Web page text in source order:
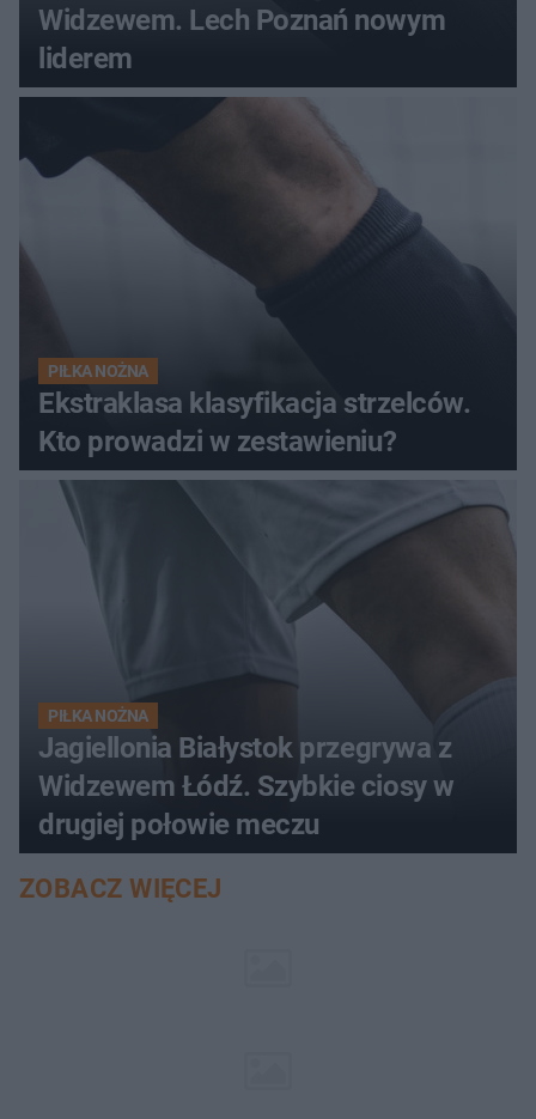
Widzewem. Lech Poznań nowym
liderem
PIŁKA NOŻNA
Ekstraklasa klasyfikacja strzelców.
Kto prowadzi w zestawieniu?
PIŁKA NOŻNA
Jagiellonia Białystok przegrywa z
Widzewem Łódź. Szybkie ciosy w
drugiej połowie meczu
ZOBACZ WIĘCEJ